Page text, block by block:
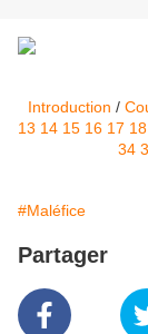
Introduction /
13 14 15 16 17 18
34
#Maléfice
Partager